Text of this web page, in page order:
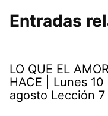
Entradas
LO QUE EL AMOR
HACE | Lunes 10
agosto Lección 7